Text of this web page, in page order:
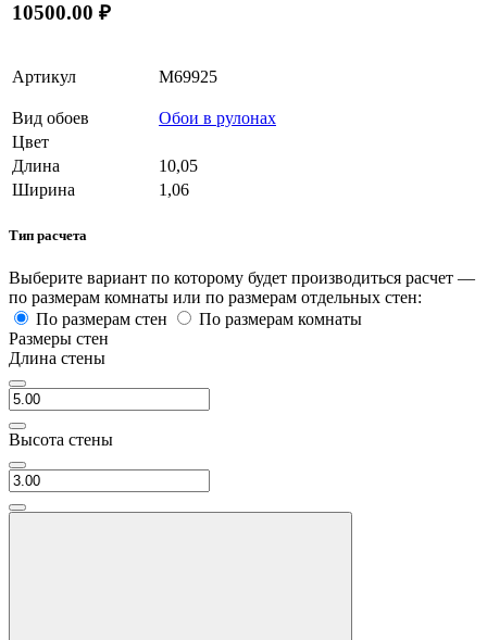
10500.00 ₽
Артикул M69925
Вид обоев
Обои в рулонах
Цвет
Длина
10,05
Ширина
1,06
Тип расчета
Выберите вариант по которому будет производиться расчет —
по размерам комнаты или по размерам отдельных стен:
По размерам стен
По размерам комнаты
Размеры стен
Длина стены
Высота стены